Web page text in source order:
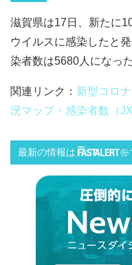
滋賀県は17日、新たに
ウイルスに感染したと
染者数は5680人になっ
関連リンク： 新型コロ
況マップ・感染者数（JX
最新の情報は